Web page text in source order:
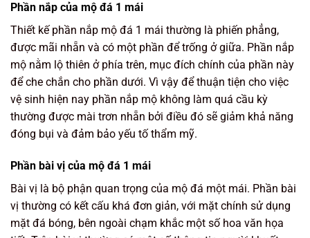
Phần nắp của mộ đá 1 mái
Thiết kế phần nắp mộ đá 1 mái thường là phiến phẳng,
được mãi nhẵn và có một phần để trống ở giữa. Phần nắp
mộ nằm lộ thiên ở phía trên, mục đích chính của phần này
để che chắn cho phần dưới. Vì vậy để thuận tiện cho việc
vệ sinh hiện nay phần nắp mộ không làm quá cầu kỳ
thường được mài trơn nhẵn bởi điều đó sẽ giảm khả năng
đóng bụi và đảm bảo yếu tố thẩm mỹ.
Phần bài vị của mộ đá 1 mái
Bài vị là bộ phận quan trọng của mộ đá một mái. Phần bài
vị thường có kết cấu khá đơn giản, với mặt chính sử dụng
mặt đá bóng, bên ngoài chạm khắc một số hoa văn họa